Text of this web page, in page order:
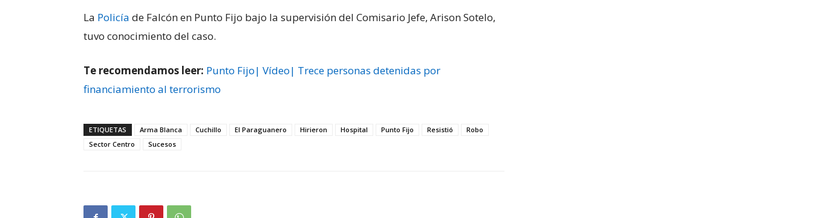
La Policía de Falcón en Punto Fijo bajo la supervisión del Comisario Jefe, Arison Sotelo,
tuvo conocimiento del caso.
Te recomendamos leer: Punto Fijo| Vídeo| Trece personas detenidas por
financiamiento al terrorismo
ETIQUETAS Arma Blanca Cuchillo El Paraguanero Hirieron Hospital Punto Fijo Resistió
Robo
Sector Centro
Sucesos